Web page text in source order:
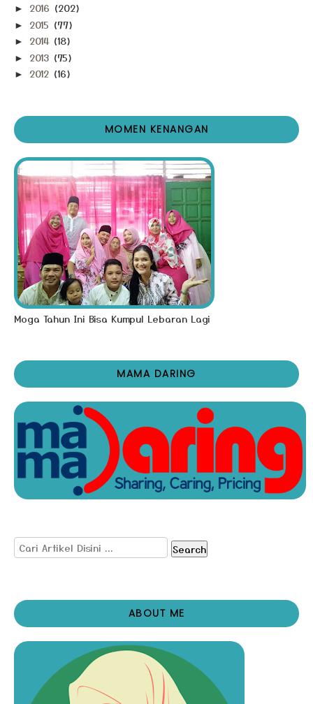
► 2016 (202)
► 2015 (77)
► 2014 (18)
► 2013 (75)
► 2012 (16)
MOMEN KENANGAN
Moga Tahun Ini Bisa Kumpul Lebaran Lagi
MAMA DARING
Search
ABOUT ME